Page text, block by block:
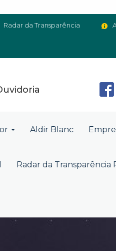
Radar da Transparência
Aldir Blanc
Radar da Transparência